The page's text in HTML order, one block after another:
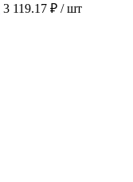
3 119.17 ₽ / шт